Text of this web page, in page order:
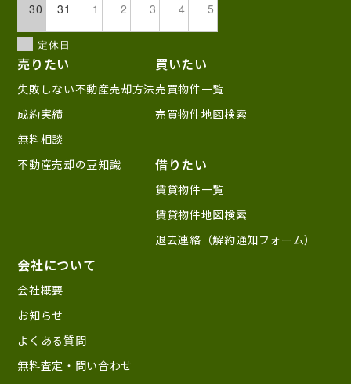
30 31 1 2 3 4 5
定休日
売りたい
失敗しない不動産売却方法
成約実績
無料相談
不動産売却の豆知識
買いたい
売買物件一覧
売買物件地図検索
借りたい
賃貸物件一覧
賃貸物件地図検索
退去連絡（解約通知フォーム）
会社について
会社概要
お知らせ
よくある質問
無料査定・問い合わせ